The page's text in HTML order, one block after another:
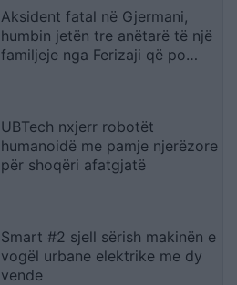
Aksident fatal në Gjermani,
humbin jetën tre anëtarë të një
familjeje nga Ferizaji që po
UBTech nxjerr robotët
humanoidë me pamje njerëzore
për shoqëri afatgjatë
Smart #2 sjell sërish makinën e
vogël urbane elektrike me dy
vende